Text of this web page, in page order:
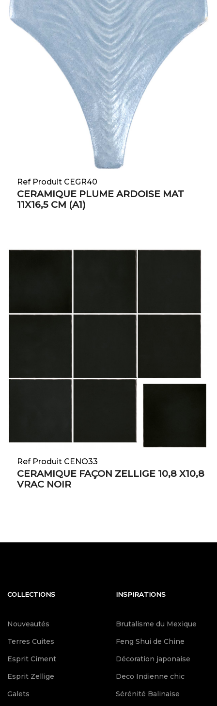
Ref Produit CEGR40
CERAMIQUE PLUME ARDOISE MAT
11X16,5 CM (A1)
Ref Produit CENO33
CERAMIQUE FAÇON ZELLIGE 10,8 X10,8
VRAC NOIR
COLLECTIONS
Nouveautés
Terres Cuites
Esprit Ciment
Esprit Zellige
Galets
INSPIRATIONS
Brutalisme du Mexique
Feng Shui de Chine
Décoration japonaise
Deco Indienne chic
Sérénité Balinaise